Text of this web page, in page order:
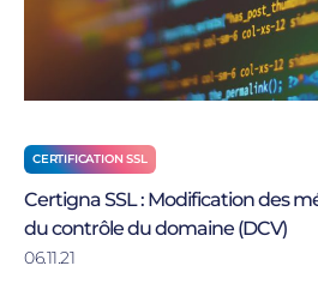
CERTIFICATION SSL
Certigna SSL : Modification des
du contrôle du domaine (DCV)
06.11.21